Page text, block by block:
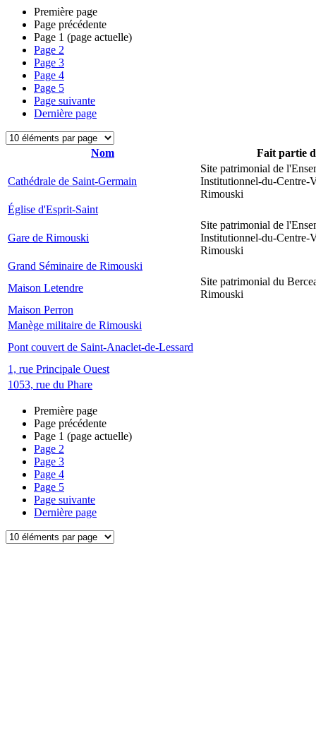
Première page
Page précédente
Page 1 (page actuelle)
Page 2
Page 3
Page 4
Page 5
Page suivante
Dernière page
Nom Fait partie
Cathédrale de Saint-Germain
Site patrimonial de
Institutionnel-du-Centre-
Rimouski
Église d'Esprit-Saint
Gare de Rimouski
Site patrimonial de
Institutionnel-du-Centre-
Rimouski
Grand Séminaire de Rimouski
Maison Letendre
Site patrimonial du
Rimouski
Maison Perron
Manège militaire de Rimouski
Pont couvert de Saint-Anaclet-de-Lessard
1, rue Principale Ouest
1053, rue du Phare
Première page
Page précédente
Page 1 (page actuelle)
Page 2
Page 3
Page 4
Page 5
Page suivante
Dernière page